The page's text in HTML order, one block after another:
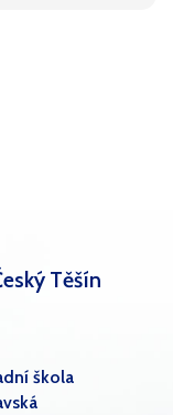
Těšín
škola